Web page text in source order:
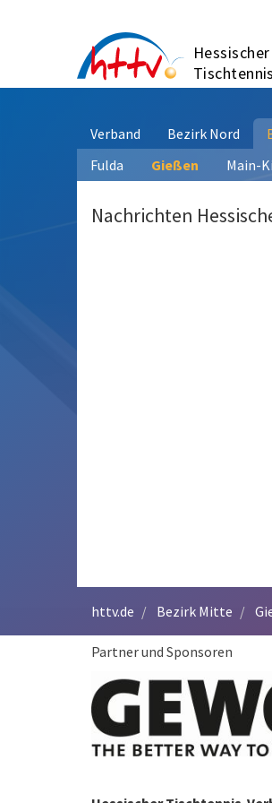
Hessischer
Verband Bezirk Nord
Fulda
Gießen Main-
Nachrichten
httv.de Bezirk Mitte
Partner und Sponsoren